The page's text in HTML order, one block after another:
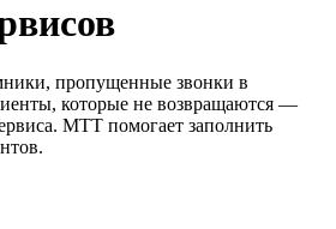
пропущенные звонки в
которые не возвращаются —
МТТ помогает заполнить